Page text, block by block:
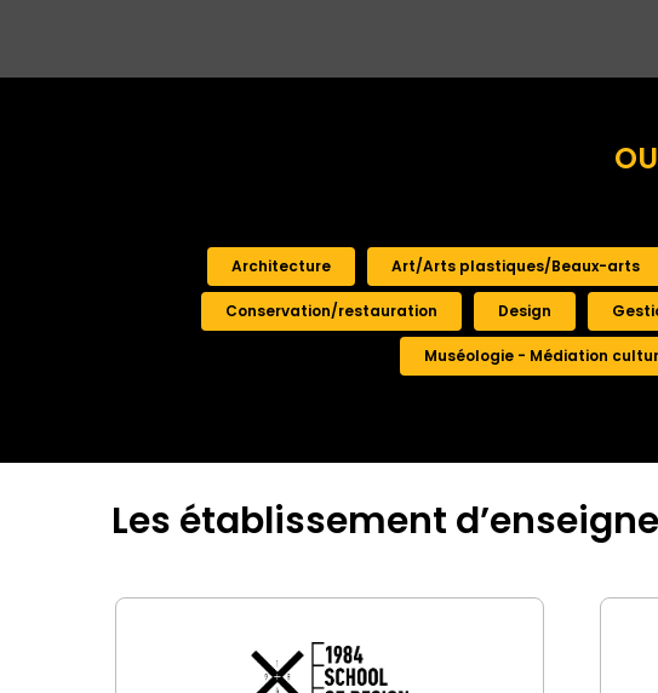
Architecture Art/Arts plastiques/Beaux-arts
Conservation/restauration Design
Muséologie - Médiation
Les établissement